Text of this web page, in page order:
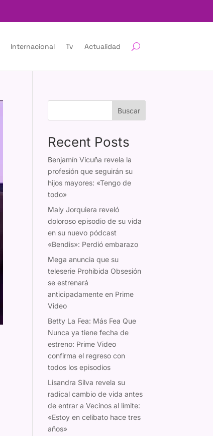
Internacional Tv Actualidad
Buscar
Recent Posts
Benjamín Vicuña revela la
profesión que seguirán su
hijos mayores: «Tengo de
todo»
Maly Jorquiera reveló
doloroso episodio de su vida
en su nuevo pódcast
«Bendis»: Perdió embarazo
Mega anuncia que su
teleserie Prohibida Obsesión
se estrenará
anticipadamente en Prime
Video
Betty La Fea: Más Fea Que
Nunca ya tiene fecha de
estreno: Prime Video
confirma el regreso con
todos los episodios
Lisandra Silva revela su
radical cambio de vida antes
de entrar a Vecinos al límite:
«Estoy en celibato hace tres
años»